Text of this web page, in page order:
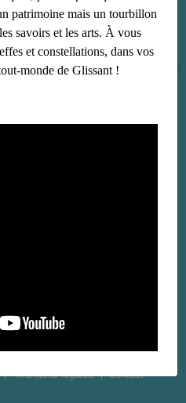
patrimoine mais un tourbillon
savoirs et les arts. À vous
et constellations, dans vos
monde de Glissant !
Mentions légales Contact